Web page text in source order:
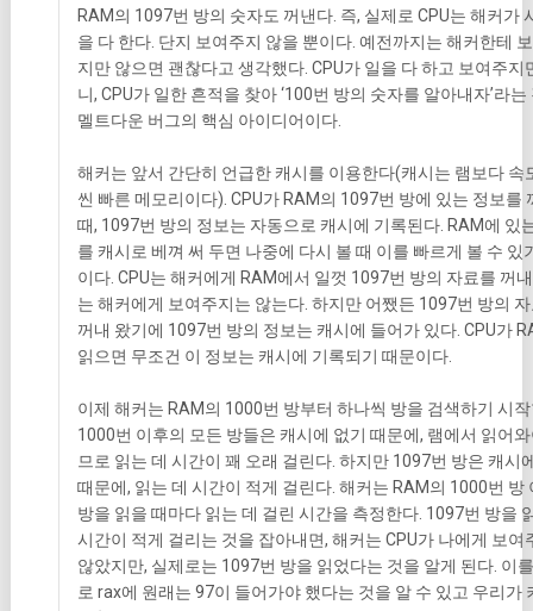
RAM의 1097번 방의 숫자도 꺼낸다. 즉, 실제로 CPU는 해커가
을 다 한다. 단지 보여주지 않을 뿐이다. 예전까지는 해커한테
지만 않으면 괜찮다고 생각했다. CPU가 일을 다 하고 보여주지
니, CPU가 일한 흔적을 찾아 ‘100번 방의 숫자를 알아내자’라는
멜트다운 버그의 핵심 아이디어이다.
해커는 앞서 간단히 언급한 캐시를 이용한다(캐시는 램보다 속
씬 빠른 메모리이다). CPU가 RAM의 1097번 방에 있는 정보를
때, 1097번 방의 정보는 자동으로 캐시에 기록된다. RAM에 있
를 캐시로 베껴 써 두면 나중에 다시 볼 때 이를 빠르게 볼 수 있
이다. CPU는 해커에게 RAM에서 일껏 1097번 방의 자료를 꺼
는 해커에게 보여주지는 않는다. 하지만 어쨌든 1097번 방의
꺼내 왔기에 1097번 방의 정보는 캐시에 들어가 있다. CPU가
읽으면 무조건 이 정보는 캐시에 기록되기 때문이다.
이제 해커는 RAM의 1000번 방부터 하나씩 방을 검색하기 시
1000번 이후의 모든 방들은 캐시에 없기 때문에, 램에서 읽어
므로 읽는 데 시간이 꽤 오래 걸린다. 하지만 1097번 방은 캐시
때문에, 읽는 데 시간이 적게 걸린다. 해커는 RAM의 1000번 방
방을 읽을 때마다 읽는 데 걸린 시간을 측정한다. 1097번 방을
시간이 적게 걸리는 것을 잡아내면, 해커는 CPU가 나에게 보여
않았지만, 실제로는 1097번 방을 읽었다는 것을 알게 된다. 이
로 rax에 원래는 97이 들어가야 했다는 것을 알 수 있고 우리가